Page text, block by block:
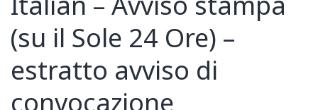
(su il Sole 24 Ore) –
estratto avviso di